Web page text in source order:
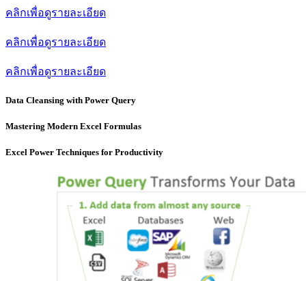
คลิกเพื่อดูรายละเอียด
คลิกเพื่อดูรายละเอียด
คลิกเพื่อดูรายละเอียด
Data Cleansing with Power Query
Mastering Modern Excel Formulas
Excel Power Techniques for Productivity